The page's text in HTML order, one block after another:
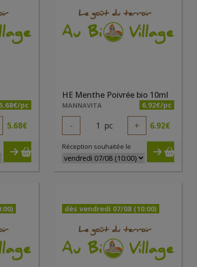
pc
5.68€
HE Menthe Poivrée bio 10ml
MANNAVITA 6.92€/pc
- 1 pc + 6.92€
Réception souhaitée le
dès vendredi 07/08 (10:00)